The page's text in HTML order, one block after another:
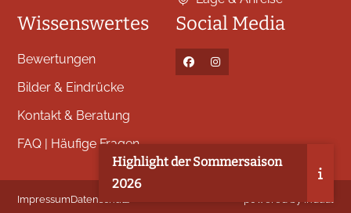
Highlight der Sommersaison
2026
Wissenswertes
Bewertungen
Bilder & Eindrücke
Kontakt & Beratung
FAQ | Häufige Fragen
Social Media
ImpressumDatenschutz powered by indual